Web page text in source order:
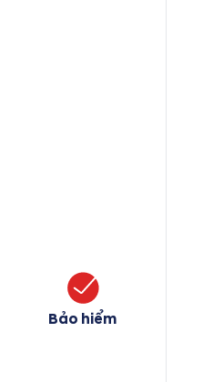
Bảo hiểm